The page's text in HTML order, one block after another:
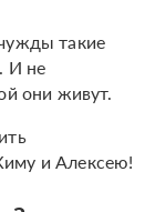
такие
И не
они живут.
и Алексею!